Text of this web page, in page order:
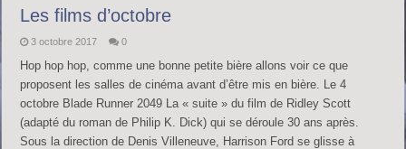
Les films d’octobre
3 octobre 2017 0
Hop hop hop, comme une bonne petite bière allons voir ce que
proposent les salles de cinéma avant d’être mis en bière. Le 4
octobre Blade Runner 2049 La « suite » du film de Ridley Scott
(adapté du roman de Philip K. Dick) qui se déroule 30 ans après.
Sous la direction de Denis Villeneuve, Harrison Ford se glisse à